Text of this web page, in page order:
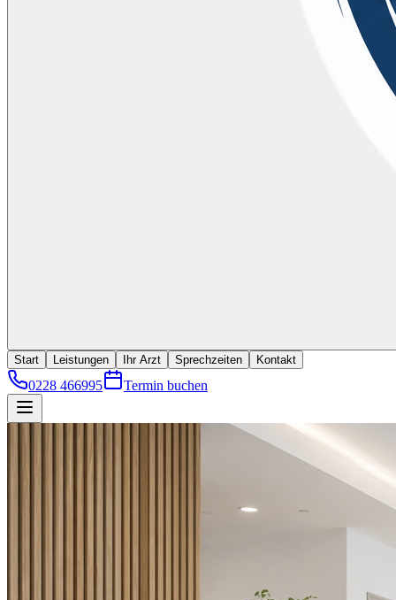
Start Leistungen Ihr Arzt Sprechzeiten Kontakt
0228 466995 Termin buchen